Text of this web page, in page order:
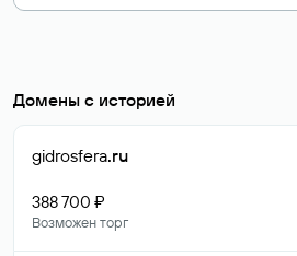
Домены с историей
gidrosfera.ru
388 700 ₽
Возможен торг